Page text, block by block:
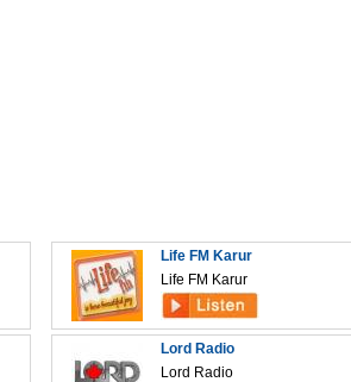
Life FM Karur
Life FM Karur
Lord Radio
Lord Radio